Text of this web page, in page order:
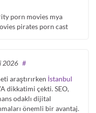
porn movies mya
pirates porn cast
2026 #
araştırırken İstanbul
dikkatimi çekti. SEO,
odaklı dijital
önemli bir avantaj.